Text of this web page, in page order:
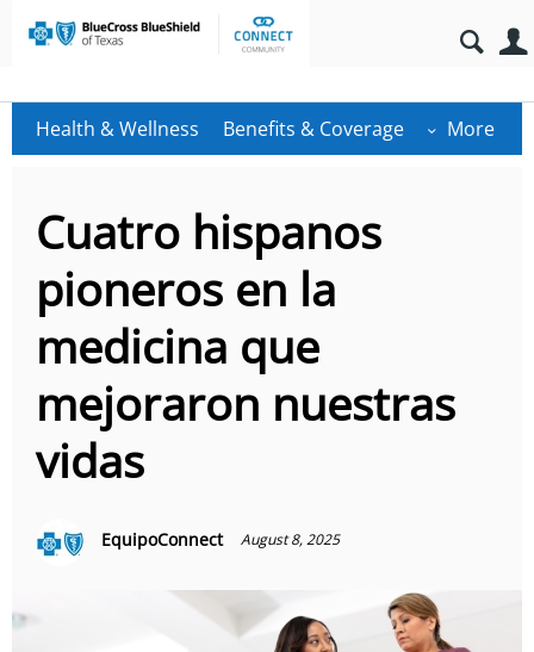
Health & Wellness Benefits & Coverage More
Cuatro hispanos
pioneros en la
medicina que
mejoraron nuestras
vidas
EquipoConnect August 8, 2025